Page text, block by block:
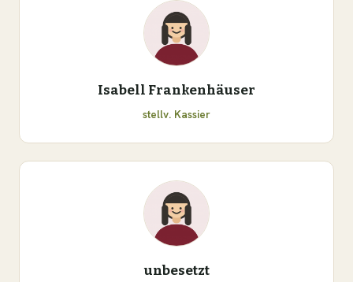
Isabell Frankenhäuser
stellv. Kassier
unbesetzt